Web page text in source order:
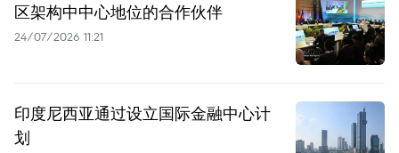
区架构中中心地位的合作伙伴
24/07/2026 11:21
印度尼西亚通过设立国际金融中心计
划